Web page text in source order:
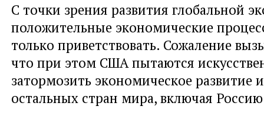
С точки зрения развития глобальной
положительные экономические
только приветствовать. Сожаление
что при этом США пытаются
затормозить экономическое развитие
остальных стран мира, включая